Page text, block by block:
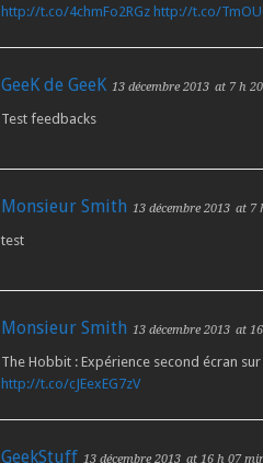
http://t.co/4chmFo2RGz http://t.co/
GeeK de GeeK 13 décembre 2013 at 7 h
Test feedbacks
Monsieur Smith 13 décembre 2013 at 7
test
Monsieur Smith 13 décembre 2013 at
The Hobbit : Expérience second écran sur
http://t.co/cJEexEG7zV
GeekStuff 13 décembre 2013 at 16 h 07